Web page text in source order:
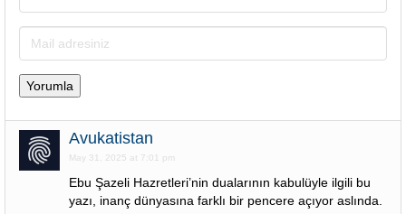
Avukatistan
May 31, 2025 at 7:01 pm
Ebu Şazeli Hazretleri’nin dualarının kabulüyle ilgili bu
yazı, inanç dünyasına farklı bir pencere açıyor aslında.